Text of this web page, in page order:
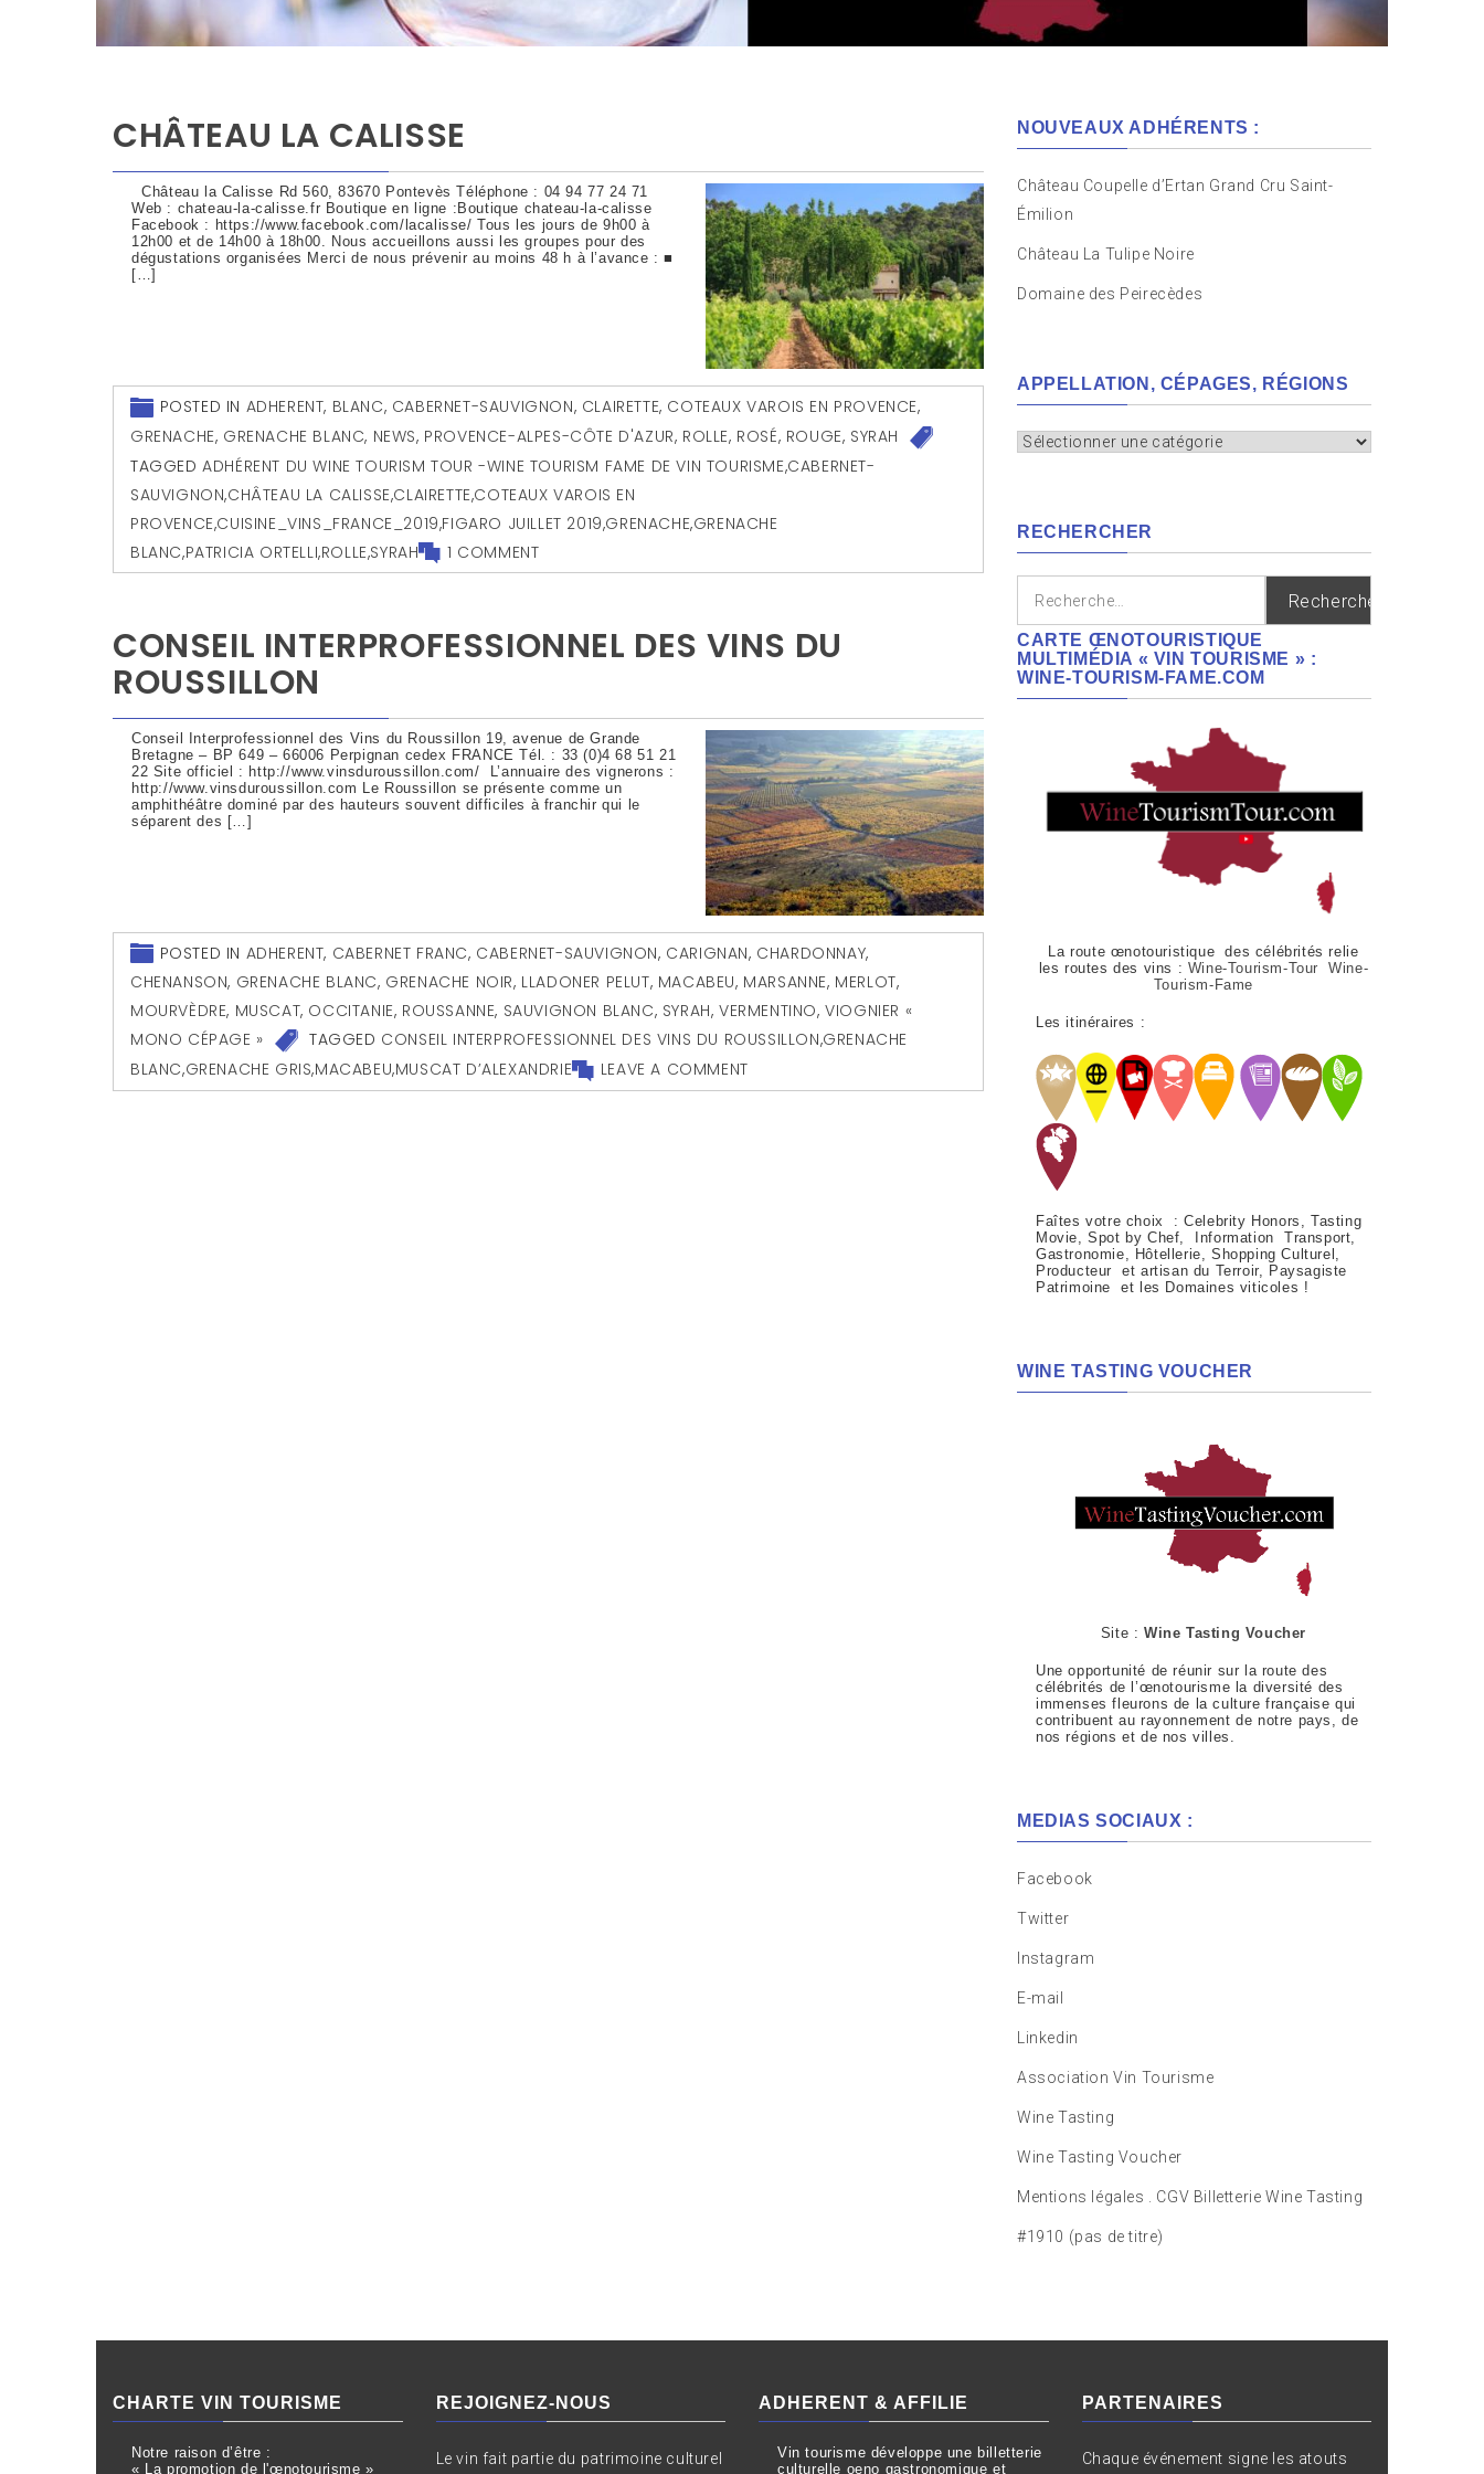
CHÂTEAU LA CALISSE
Château la Calisse Rd 560, 83670 Pontevès Téléphone : 04 94 77 24 71
Web : chateau-la-calisse.fr Boutique en ligne :Boutique chateau-la-calisse
Facebook : https://www.facebook.com/lacalisse/ Tous les jours de 9h00 à
12h00 et de 14h00 à 18h00. Nous accueillons aussi les groupes pour des
dégustations organisées Merci de nous prévenir au moins 48 h à l’avance : ■
[…]
POSTED IN ADHERENT, BLANC, CABERNET-SAUVIGNON, CLAIRETTE, COTEAUX VAROIS EN PROVENCE,
GRENACHE, GRENACHE BLANC, NEWS, PROVENCE-ALPES-CÔTE D'AZUR, ROLLE, ROSÉ, ROUGE, SYRAH
TAGGEDADHÉRENT DU WINE TOURISM TOUR -WINE TOURISM FAME DE VIN TOURISME,CABERNET-
SAUVIGNON,CHÂTEAU LA CALISSE,CLAIRETTE,COTEAUX VAROIS EN
PROVENCE,CUISINE_VINS_FRANCE_2019,FIGARO JUILLET 2019,GRENACHE,GRENACHE
BLANC,PATRICIA ORTELLI,ROLLE,SYRAH 1 COMMENT
CONSEIL INTERPROFESSIONNEL DES VINS DU
ROUSSILLON
Conseil Interprofessionnel des Vins du Roussillon 19, avenue de Grande
Bretagne – BP 649 – 66006 Perpignan cedex FRANCE Tél. : 33 (0)4 68 51 21
22 Site officiel : http://www.vinsduroussillon.com/ L’annuaire des vignerons :
http://www.vinsduroussillon.com Le Roussillon se présente comme un
amphithéâtre dominé par des hauteurs souvent difficiles à franchir qui le
séparent des […]
POSTED IN ADHERENT, CABERNET FRANC, CABERNET-SAUVIGNON, CARIGNAN, CHARDONNAY,
CHENANSON, GRENACHE BLANC, GRENACHE NOIR, LLADONER PELUT, MACABEU, MARSANNE, MERLOT,
MOURVÈDRE, MUSCAT, OCCITANIE, ROUSSANNE, SAUVIGNON BLANC, SYRAH,VERMENTINO,VIOGNIER «
MONO CÉPAGE »
TAGGED CONSEIL INTERPROFESSIONNEL DES VINS DU ROUSSILLON,GRENACHE
BLANC,GRENACHE GRIS,MACABEU,MUSCAT D’ALEXANDRIE LEAVE A COMMENT
NOUVEAUX ADHÉRENTS :
Château Coupelle d’Ertan Grand Cru Saint-
Émilion
Château La Tulipe Noire
Domaine des Peirecèdes
APPELLATION, CÉPAGES, RÉGIONS
Appellation,
RECHERCHER
CARTE ŒNOTOURISTIQUE
MULTIMÉDIA « VIN TOURISME » :
WINE-TOURISM-FAME.COM
La route œnotouristique des célébrités relie
les routes des vins : Wine-Tourism-Tour Wine-
Tourism-Fame
Les itinéraires :
Faîtes votre choix : Celebrity Honors, Tasting
Movie, Spot by Chef, Information Transport,
Gastronomie, Hôtellerie, Shopping Culturel,
Producteur et artisan du Terroir, Paysagiste
Patrimoine et les Domaines viticoles !
WINE TASTING VOUCHER
Site :Wine Tasting Voucher
Une opportunité de réunir sur la route des
célébrités de l’œnotourisme la diversité des
immenses fleurons de la culture française qui
contribuent au rayonnement de notre pays, de
nos régions et de nos villes.
MEDIAS SOCIAUX :
Facebook
Twitter
Instagram
E-mail
Linkedin
Association Vin Tourisme
Wine Tasting
Wine Tasting Voucher
Mentions légales . CGV Billetterie Wine Tasting
#1910 (pas de titre)
CHARTE VIN TOURISME
Notre raison d’être :
« La promotion de l'œnotourisme »
REJOIGNEZ-NOUS
Le vin fait partie du patrimoine culturel
ADHERENT & AFFILIE
Vin tourisme développe une billetterie
culturelle oeno gastronomique et
PARTENAIRES
Chaque événement signe les atouts